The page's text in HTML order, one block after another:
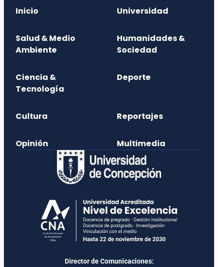
Inicio Universidad
Salud & Medio
Ambiente
Humanidades &
Sociedad
Ciencia &
Tecnología
Deporte
Cultura Reportajes
Opinión Multimedia
Director de Comunicaciones: